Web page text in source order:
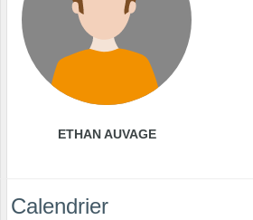
ETHAN AUVAGE
Calendrier